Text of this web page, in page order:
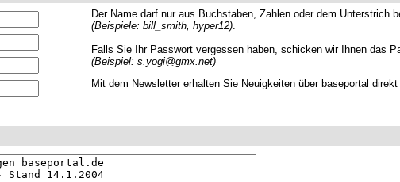
Der Name darf nur aus Buchstaben, Zahlen oder dem Unterstrich
(Beispiele: bill_smith, hyper12).
Falls Sie Ihr Passwort vergessen haben, schicken wir Ihnen das
(Beispiel: s.yogi@gmx.net)
Mit dem Newsletter erhalten Sie Neuigkeiten über baseportal